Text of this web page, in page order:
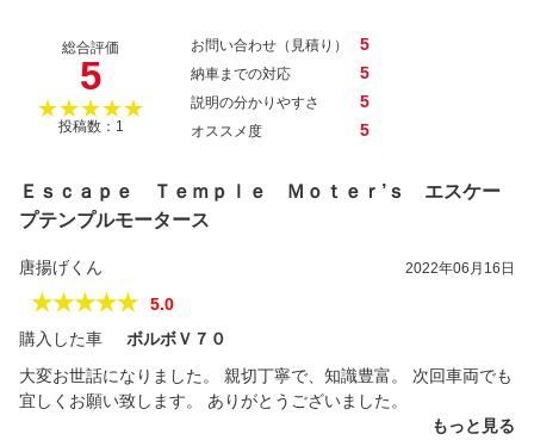
総合評価
5
★★★★★
投稿数：1
お問い合わせ（見積り） 5
納車までの対応 5
説明の分かりやすさ 5
オススメ度 5
Ｅｓｃａｐｅ Ｔｅｍｐｌｅ Ｍｏｔｅｒ’ｓ エスケー
プテンプルモータース
唐揚げくん 2022年06月16日
★★★★★
5.0
購入した車
ボルボＶ７０
大変お世話になりました。 親切丁寧で、知識豊富。 次回車両でも
宜しくお願い致します。 ありがとうございました。
もっと見る